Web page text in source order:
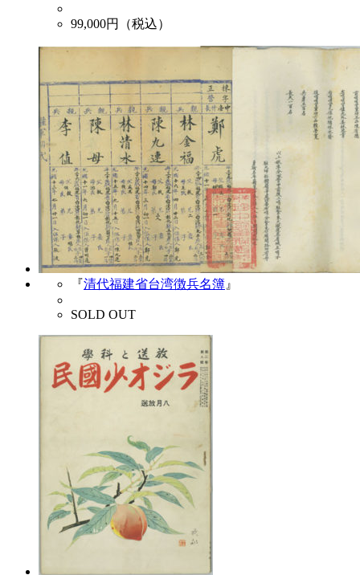
99,000円（税込）
『清代福建省台湾徴兵名簿 』
SOLD OUT